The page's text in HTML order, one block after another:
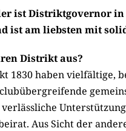
ist Distriktgovernor in
ist am liebsten mit
Distrikt aus?
1830 haben vielfältige,
Aus Sicht der